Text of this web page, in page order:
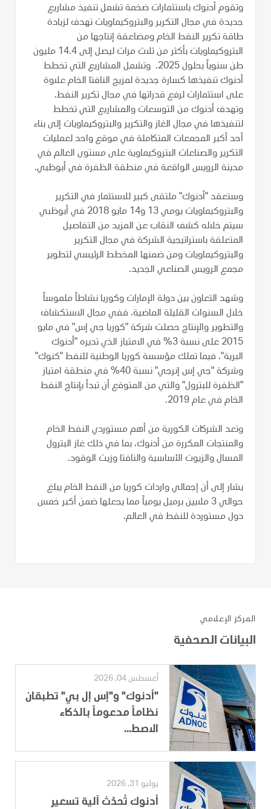
وتقوم أدنوك باستثمارات ضخمة تشمل تنفيذ مشاريع
جديدة في مجال التكرير والبتروكيماويات تهدف لزيادة
طاقة تكرير النفط الخام ومضاعفة إنتاجها من
البتروكيماويات بأكثر من ثلاث مرات ليصل إلى 14.4 مليون
طن سنوياً بحلول 2025. وتشمل المشاريع التي تخطط
أدنوك تنفيذها كسارة جديدة لمزيج النافتا الخام علاوة
على استثمارات لرفع قدراتها في مجال تكرير النفط.
وتهدف أدنوك من التوسعات والمشاريع التي تخطط
لتنفيذها في مجال الغاز والتكرير والبتروكيماويات إلى بناء
أحد أكبر المجمعات المتكاملة في موقع واحد لعمليات
التكرير والصناعات البتروكيماوية على مستوى العالم في
مدينة الرويس الواقعة في منطقة الظفرة في أبوظبي.
وستعقد "أدنوك" ملتقى كبير للاستثمار في التكرير
والبتروكيماويات يومي 13 و14 مايو 2018 في أبوظبي
سيتم خلاله كشف النقاب عن المزيد من التفاصيل
المتعلقة باستراتيجية الشركة في مجال التكرير
والبتروكيماويات ومن ضمنها المخطط الرئيسي لتطوير
مجمع الرويس الصناعي الجديد.
وشهد التعاون بين دولة الإمارات وكوريا نشاطاً ملموساً
خلال السنوات القليلة الماضية، ففي مجال الاستكشاف
والتطوير والإنتاج حصلت شركة "كوريا جي إس" في مايو
2015 على نسبة 3% في الامتياز الذي تديره "أدنوك
البرية"، فيما تملك مؤسسة كوريا الوطنية للنفط "كنوك"
وشركة "جي إس إنرجي" نسبة 40% في منطقة امتياز
"الظفرة للبترول" والتي من المتوقع أن تبدأ بإنتاج النفط
الخام في عام 2019.
وتعد الشركات الكورية من أهم مستوردي النفط الخام
والمنتجات المكررة من أدنوك، بما في ذلك غاز البترول
المسال والزيوت الأساسية والنافتا وزيت الوقود.
يشار إلى أن إجمالي واردات كوريا من النفط الخام يبلغ
حوالي 3 ملايين برميل يومياً مما يجعلها ضمن أكبر خمس
دول مستوردة للنفط في العالم.
المركز الإعلامي
البيانات الصحفية
أغسطس 04, 2026
"أدنوك" و"إس إل بي" تطبقان
نظاماً مدعوماً بالذكاء
الاصط...
يوليو 31, 2026
أدنوك تُحدّث آلية تسعير